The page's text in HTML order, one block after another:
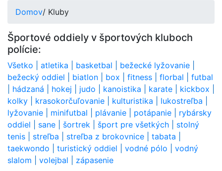
Domov/ Kluby
Športové oddiely v športových kluboch
polície:
Všetko atletika basketbal bežecké lyžovanie
bežecký oddiel
biatlon box fitness florbal
futbal
hádzaná hokej judo kanoistika karate kickbox
kolky
krasokorčuľovanie kulturistika lukostreľba
lyžovanie
minifutbal plávanie potápanie
rybársky
oddiel
sane šortrek šport pre všetkých
stolný
tenis
streľba streľba z brokovnice tabata
taekwondo
turistický oddiel vodné pólo
vodný
slalom
volejbal zápasenie